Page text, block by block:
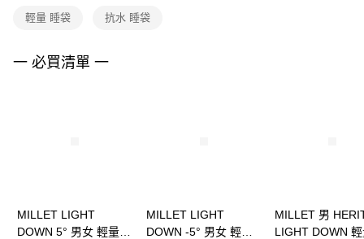
３．未成年的使用者請事先徵得法定代理人或監護人之同意方可使用
４．使用「AFTEE先享後付」時，將依據個別帳號之用戶狀況，依本公司即
輕量 睡袋 抗水 睡袋
一 必買清單 一
MILLET LIGHT
DOWN 5° 男女 輕量抗
MILLET LIGHT
DOWN -5° 男女 輕量
MILLET 男
LIGHT DOWN